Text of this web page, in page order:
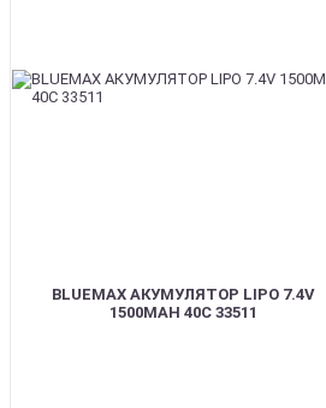
BLUEMAX АКУМУЛЯТОР LIPO 7.4V
1500MAH 40C 33511